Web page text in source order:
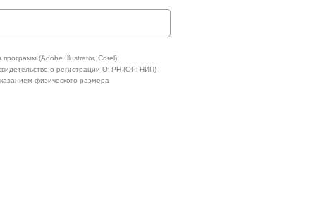
(Adobe Illustrator, Corel)
о регистрации ОГРН (ОРГНИП)
физического размера